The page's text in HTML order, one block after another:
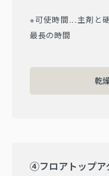
※可使時間...主剤と
最長の時間
乾
④フロアトップア